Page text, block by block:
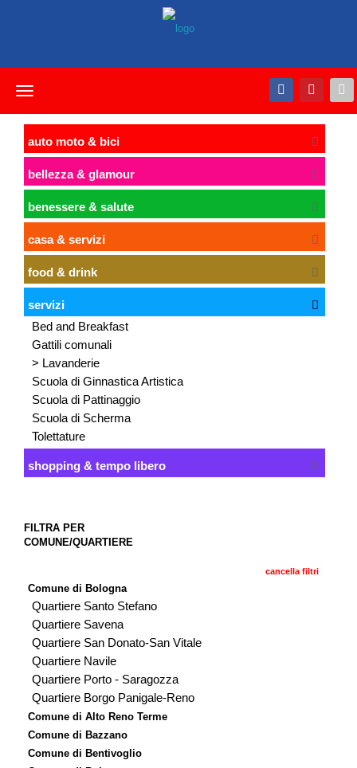
Toggle
auto moto & bici
bellezza & glamour
benessere & salute
casa & servizi
food & drink
servizi
Bed and Breakfast
Gattili comunali
> Lavanderie
Scuola di Ginnastica Artistica
Scuola di Pattinaggio
Scuola di Scherma
Tolettature
shopping & tempo libero
FILTRA PER
COMUNE/QUARTIERE
cancella filtri
Comune di Bologna
Quartiere Santo Stefano
Quartiere Savena
Quartiere San Donato-San Vitale
Quartiere Navile
Quartiere Porto - Saragozza
Quartiere Borgo Panigale-Reno
Comune di Alto Reno Terme
Comune di Bazzano
Comune di Bentivoglio